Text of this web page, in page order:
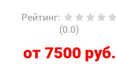
Рейтинг:
(0.0)
от 7500 руб.